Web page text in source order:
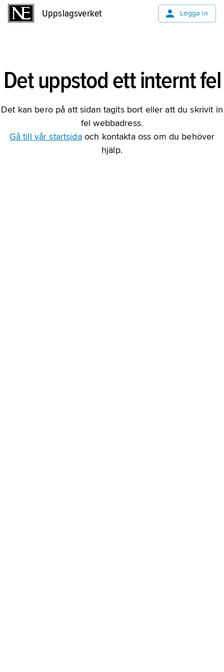
Uppslagsverket Logga in
Det uppstod ett internt fel
Det kan bero på att sidan tagits bort eller att du skrivit in
fel webbadress.
Gå till vår startsidaoch kontakta oss om du behöver
hjälp.